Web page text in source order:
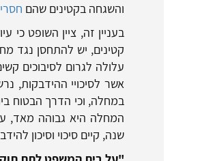
והשגחה בקטינים שהם
בעניין זה, ציין השופט
קטינים, יש להתחסן נגד
במחלה, וכי הדרך הבטוח
שנה, קיים סיכוי וסיכון